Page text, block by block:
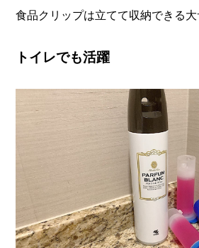
食品クリップは立てて収納できる大
トイレでも活躍